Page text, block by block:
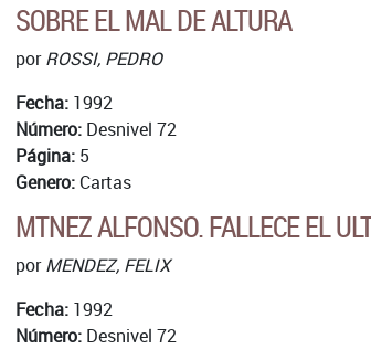
SOBRE EL MAL DE ALTURA
porROSSI, PEDRO
Fecha: 1992
Número: Desnivel 72
Página: 5
Genero: Cartas
MTNEZ ALFONSO. FALLECE EL
porMENDEZ, FELIX
Fecha: 1992
Número: Desnivel 72